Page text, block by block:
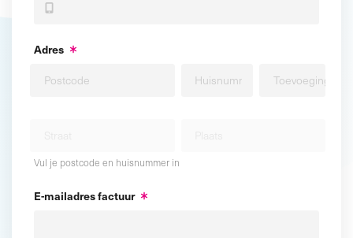
Adres
Vul je postcode en huisnummer in
E-mailadres factuur